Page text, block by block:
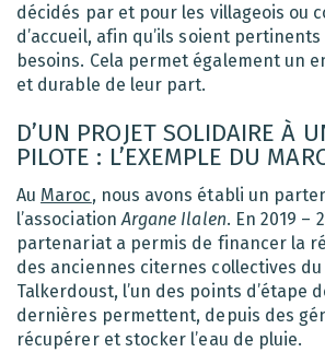
décidés par et pour les villageois ou
d’accueil, afin qu’ils soient
besoins. Cela permet également un
et durable de leur part.
D’UN PROJET SOLIDAIRE À
PILOTE : L’EXEMPLE DU
Au Maroc, nous avons établi un
l’association Argane Ilalen. En 2019 –
partenariat a permis de financer la
des anciennes citernes collectives
Talkerdoust, l’un des points d’étape
dernières permettent, depuis des
récupérer et stocker l’eau de pluie.